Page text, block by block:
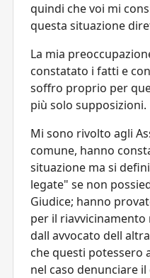
quindi che voi mi
questa situazione
La mia
constatato i fatti e
soffro proprio per
più solo supposizioni.
Mi sono rivolto agli
comune, hanno
situazione ma si
legate" se non
Giudice; hanno
per il
dall avvocato dell
che questi potessero
nel caso denunciare